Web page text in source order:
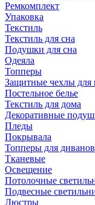
Ремкомплект
Упаковка
Текстиль
Текстиль для сна
Подушки для сна
Одеяла
Топперы
Защитные чехлы для
Постельное белье
Текстиль для дома
Декоративные
Пледы
Покрывала
Топперы для диванов
Тканевые
Освещение
Потолочные
Подвесные
Люстры